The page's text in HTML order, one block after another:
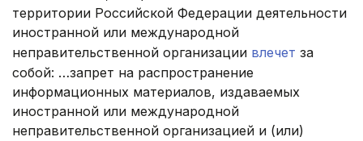
территории Российской Федерации деятельности
иностранной или международной
неправительственной организации влечет за
собой: …запрет на распространение
информационных материалов, издаваемых
иностранной или международной
неправительственной организацией и (или)